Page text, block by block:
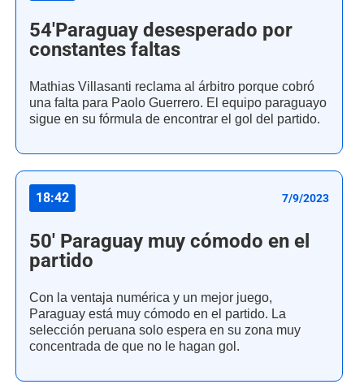
54'Paraguay desesperado por
constantes faltas
Mathias Villasanti reclama al árbitro porque cobró
una falta para Paolo Guerrero. El equipo paraguayo
sigue en su fórmula de encontrar el gol del partido.
18:42 7/9/2023
50' Paraguay muy cómodo en el
partido
Con la ventaja numérica y un mejor juego,
Paraguay está muy cómodo en el partido. La
selección peruana solo espera en su zona muy
concentrada de que no le hagan gol.